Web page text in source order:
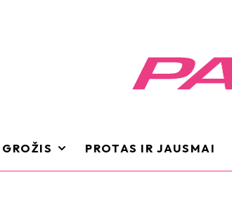
GROŽIS PROTAS IR JAUSMAI